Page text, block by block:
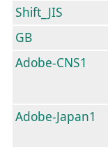
Shift_JIS
GB
Adobe-CNS1
Adobe-Japan1